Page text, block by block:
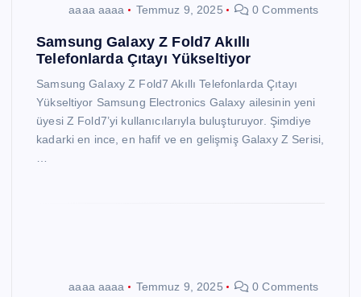
aaaa aaaa Temmuz 9, 2025 0 Comments
Samsung Galaxy Z Fold7 Akıllı
Telefonlarda Çıtayı Yükseltiyor
Samsung Galaxy Z Fold7 Akıllı Telefonlarda Çıtayı
Yükseltiyor Samsung Electronics Galaxy ailesinin yeni
üyesi Z Fold7’yi kullanıcılarıyla buluşturuyor. Şimdiye
kadarki en ince, en hafif ve en gelişmiş Galaxy Z Serisi,
aaaa aaaa Temmuz 9, 2025 0 Comments